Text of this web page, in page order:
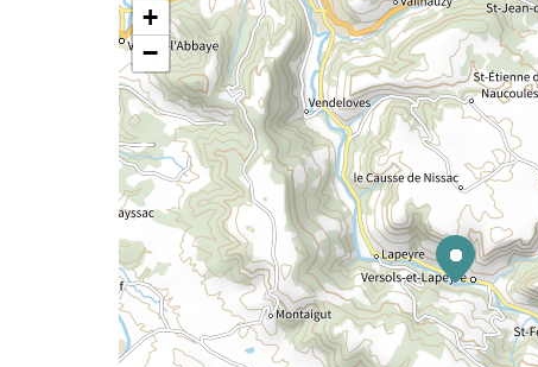
+
−